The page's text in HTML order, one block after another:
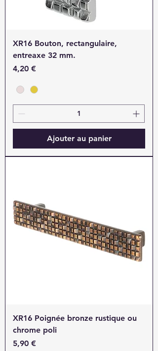
XR16 Bouton, rectangulaire,
entreaxe 32 mm.
Prix
4,20 €
Ajouter au panier
XR16 Poignée bronze rustique ou
chrome poli
Prix
5,90 €